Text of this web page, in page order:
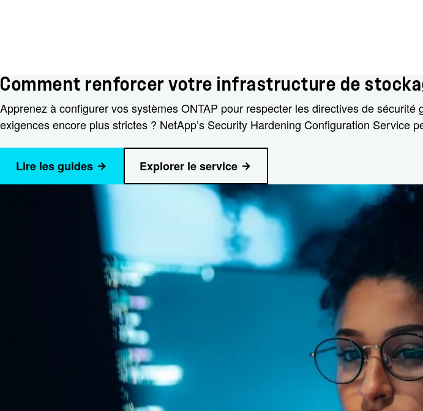
Comment renforcer votre infrastructure de
Apprenez à configurer vos systèmes ONTAP pour respecter les directives de
exigences encore plus strictes ? NetApp’s Security Hardening Configuration Service
Lire les guides Explorer le service